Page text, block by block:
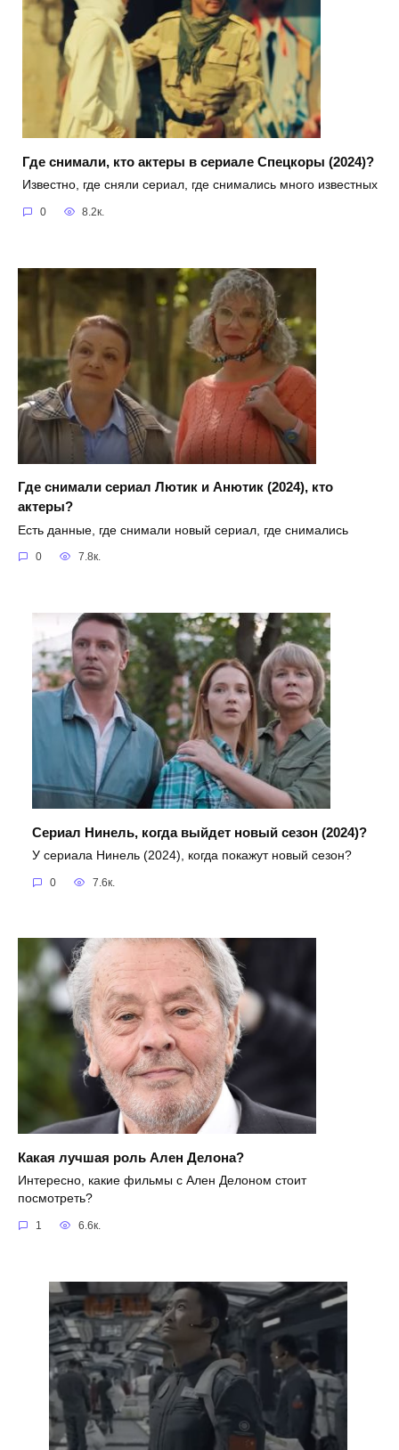
Где снимали, кто актеры в сериале Спецкоры (2024)?
Известно, где сняли сериал, где снимались много известных
0 8.2к.
Где снимали сериал Лютик и Анютик (2024), кто
актеры?
Есть данные, где снимали новый сериал, где снимались
0 7.8к.
Сериал Нинель, когда выйдет новый сезон (2024)?
У сериала Нинель (2024), когда покажут новый сезон?
0 7.6к.
Какая лучшая роль Ален Делона?
Интересно, какие фильмы с Ален Делоном стоит
посмотреть?
1 6.6к.